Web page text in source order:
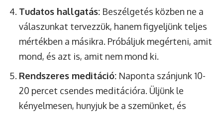
Tudatos hallgatás: Beszélgetés közben ne a
válaszunkat tervezzük, hanem figyeljünk teljes
mértékben a másikra. Próbáljuk megérteni, amit
mond, és azt is, amit nem mond ki.
Rendszeres meditáció: Naponta szánjunk 10-
20 percet csendes meditációra. Üljünk le
kényelmesen, hunyjuk be a szemünket, és